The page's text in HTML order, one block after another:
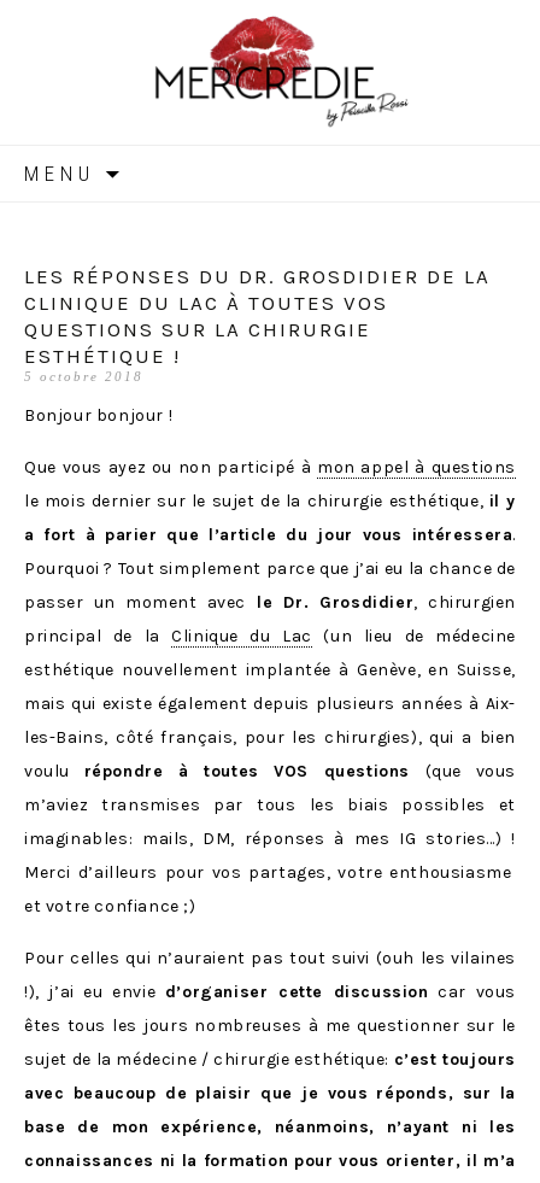
MERCREDIE
MENU
LES RÉPONSES DU DR. GROSDIDIER DE LA
CLINIQUE DU LAC À TOUTES VOS
QUESTIONS SUR LA CHIRURGIE
ESTHÉTIQUE !
5 octobre 2018
Bonjour bonjour !
Que vous ayez ou non participé à mon appel à questions
le mois dernier sur le sujet de la chirurgie esthétique, il y
a fort à parier que l’article du jour vous intéressera.
Pourquoi ? Tout simplement parce que j’ai eu la chance de
passer un moment avec
le Dr. Grosdidier, chirurgien
principal de laClinique du Lac
(un lieu de médecine
esthétique nouvellement implantée à Genève, en Suisse,
mais qui existe également depuis plusieurs années à Aix-
les-Bains, côté français, pour les chirurgies), qui a bien
voulu répondre à toutes VOS questions (que vous
m’aviez transmises par tous les biais possibles et
imaginables: mails, DM, réponses à mes IG stories…) !
Merci d’ailleurs pour vos partages, votre enthousiasme
et votre confiance ;)
Pour celles qui n’auraient pas tout suivi (ouh les vilaines
!), j’ai eu envie d’organiser cette discussion car vous
êtes tous les jours nombreuses à me questionner sur le
sujet de la médecine / chirurgie esthétique: c’est toujours
avec beaucoup de plaisir que je vous réponds, sur la
base de mon expérience, néanmoins, n’ayant ni les
connaissances ni la formation pour vous orienter, il m’a